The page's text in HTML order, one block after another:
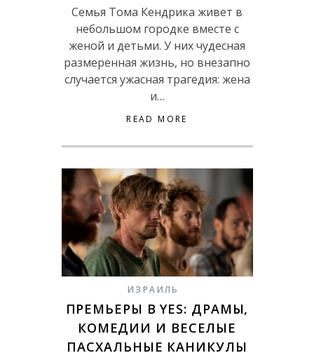
Семья Тома Кендрика живет в
небольшом городке вместе с
женой и детьми. У них чудесная
размеренная жизнь, но внезапно
случается ужасная трагедия: жена
и…
READ MORE
ИЗРАИЛЬ
ПРЕМЬЕРЫ В YES: ДРАМЫ,
КОМЕДИИ И ВЕСЕЛЫЕ
ПАСХАЛЬНЫЕ КАНИКУЛЫ